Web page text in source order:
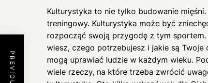
Kulturystyka to nie tylko budowanie
treningowy. Kulturystyka może być
rozpocząć swoją przygodę z tym
wiesz, czego potrzebujesz i jakie są
mogą uprawiać ludzie w każdym wieku.
wiele rzeczy, na które trzeba zwrócić